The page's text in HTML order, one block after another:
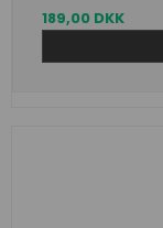
189,00 DKK